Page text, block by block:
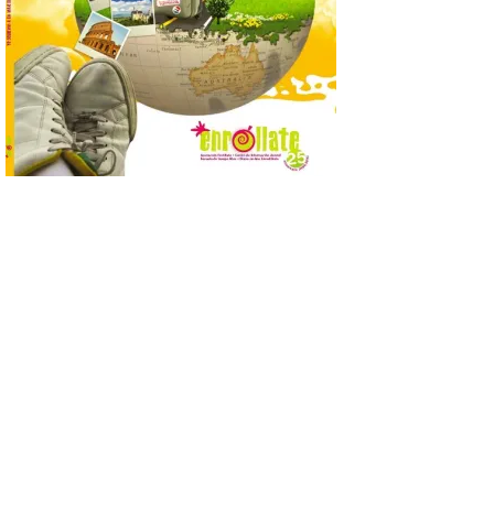
incorpora un amplio
calendario de actividades
de animación dirigidas a
todos los públicos. La
Bañeza inauguró en la tarde de este
martes 4 de agosto una nueva edición de
su tradicional Mercado Medieval, que
hasta el próximo 6 […]